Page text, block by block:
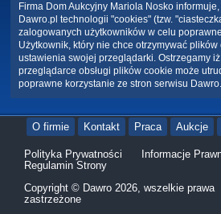
Firma Dom Aukcyjny Mariola Nosko
Dawro.pl technologii "cookies" (tzw.
zalogowanych użytkowników w celu
Użytkownik, który nie chce otrzymywać
ustawienia swojej przeglądarki. Ostrzegamy iż
przeglądarce obsługi plików cookie może
poprawne korzystanie ze stron serwisu
O firmie Kontakt Praca Aukcje
Polityka Prywatności
Informacje
Regulamin Strony
Copyright © Dawro 2026, wszelkie prawa
zastrzeżone